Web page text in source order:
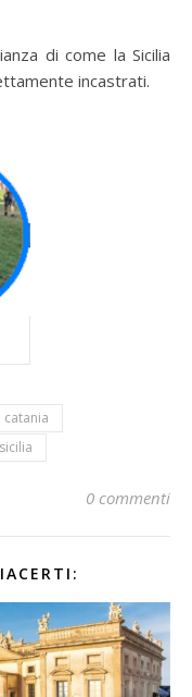
di come la Sicilia
incastrati.
catania
sicilia
0 commenti